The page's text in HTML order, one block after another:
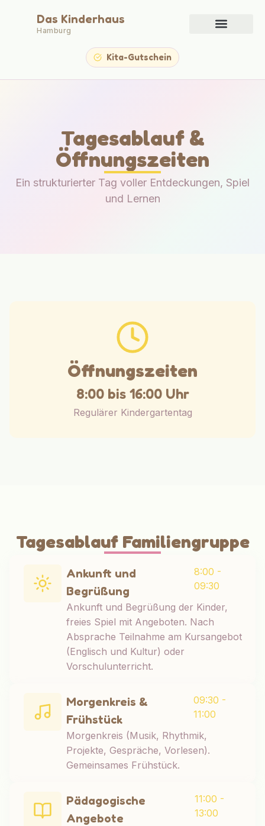
Das Kinderhaus
Hamburg
Kita-Gutschein
Tagesablauf &
Öffnungszeiten
Ein strukturierter Tag voller Entdeckungen, Spiel
und Lernen
Öffnungszeiten
8:00 bis 16:00 Uhr
Regulärer Kindergartentag
Tagesablauf Familiengruppe
Ankunft und
Begrüßung
8:00 -
09:30
Ankunft und Begrüßung der Kinder,
freies Spiel mit Angeboten. Nach
Absprache Teilnahme am Kursangebot
(Englisch und Kultur) oder
Vorschulunterricht.
Morgenkreis &
Frühstück
09:30 -
11:00
Morgenkreis (Musik, Rhythmik,
Projekte, Gespräche, Vorlesen).
Gemeinsames Frühstück.
Pädagogische
Angebote
11:00 -
13:00